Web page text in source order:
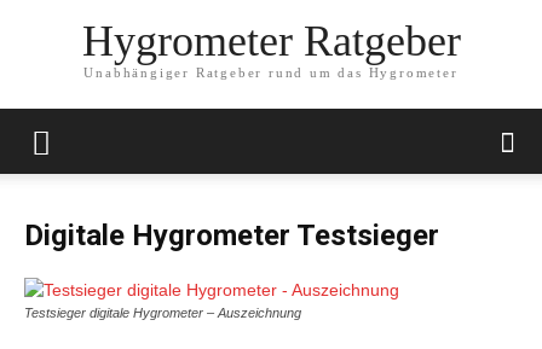
Hygrometer Ratgeber
Unabhängiger Ratgeber rund um das Hygrometer
Digitale Hygrometer Testsieger
Testsieger digitale Hygrometer – Auszeichnung